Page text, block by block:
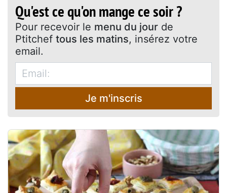
Qu'est ce qu'on mange ce soir ?
Pour recevoir le menu du jour de
Ptitchef tous les matins, insérez votre
email.
Je m'inscris